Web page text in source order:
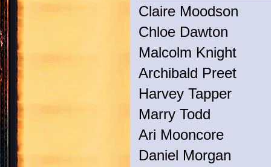
Claire Moodson
Chloe Dawton
Malcolm Knight
Archibald Preet
Harvey Tapper
Marry Todd
Ari Mooncore
Daniel Morgan